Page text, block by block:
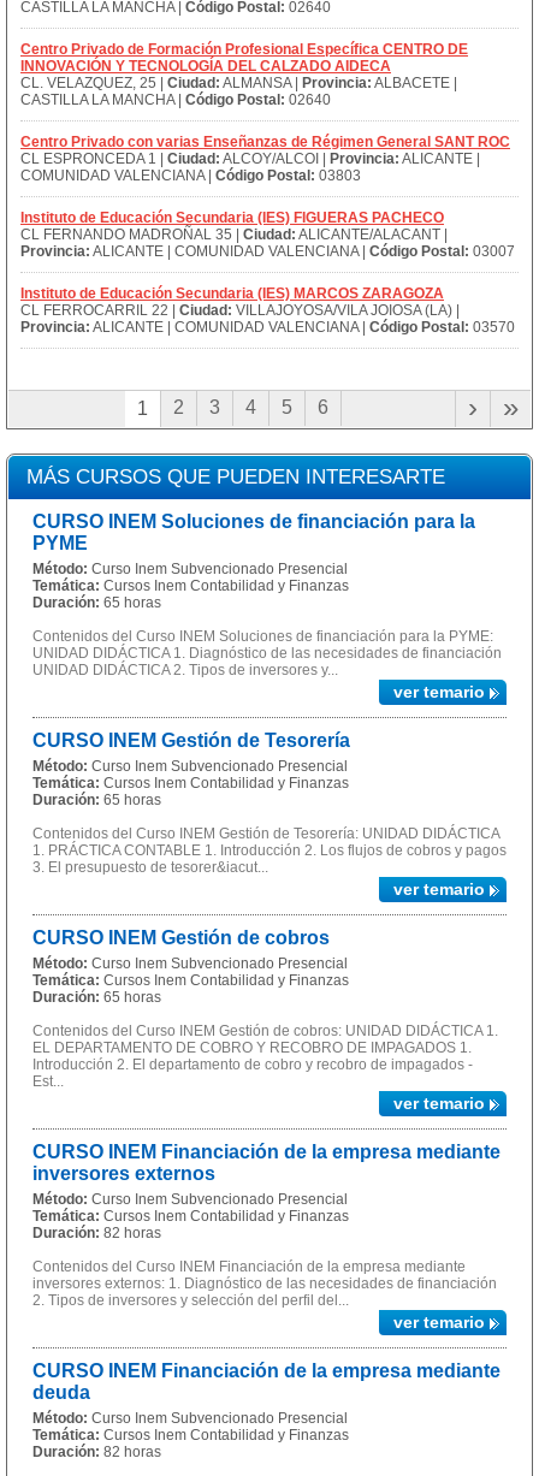
CASTILLA LA MANCHA | Código Postal: 02640
Centro Privado de Formación Profesional Específica CENTRO DE
INNOVACIÓN Y TECNOLOGÍA DEL CALZADO AIDECA
CL. VELAZQUEZ, 25 | Ciudad: ALMANSA | Provincia: ALBACETE |
CASTILLA LA MANCHA | Código Postal: 02640
Centro Privado con varias Enseñanzas de Régimen General SANT ROC
CL ESPRONCEDA 1 | Ciudad: ALCOY/ALCOI | Provincia: ALICANTE |
COMUNIDAD VALENCIANA | Código Postal: 03803
Instituto de Educación Secundaria (IES) FIGUERAS PACHECO
CL FERNANDO MADROÑAL 35 | Ciudad: ALICANTE/ALACANT |
Provincia: ALICANTE | COMUNIDAD VALENCIANA | Código Postal: 03007
Instituto de Educación Secundaria (IES) MARCOS ZARAGOZA
CL FERROCARRIL 22 | Ciudad: VILLAJOYOSA/VILA JOIOSA (LA) |
Provincia: ALICANTE | COMUNIDAD VALENCIANA | Código Postal: 03570
1 2 3 4 5 6 »
›
MÁS CURSOS QUE PUEDEN INTERESARTE
CURSO INEM Soluciones de financiación para la
PYME
Método: Curso Inem Subvencionado Presencial
Temática: Cursos Inem Contabilidad y Finanzas
Duración: 65 horas
Contenidos del Curso INEM Soluciones de financiación para la PYME:
UNIDAD DIDÁCTICA 1. Diagnóstico de las necesidades de financiación
UNIDAD DIDÁCTICA 2. Tipos de inversores y...
ver temario
CURSO INEM Gestión de Tesorería
Método: Curso Inem Subvencionado Presencial
Temática: Cursos Inem Contabilidad y Finanzas
Duración: 65 horas
Contenidos del Curso INEM Gestión de Tesorería: UNIDAD DIDÁCTICA
1. PRÁCTICA CONTABLE 1. Introducción 2. Los flujos de cobros y pagos
3. El presupuesto de tesorer&iacut...
ver temario
CURSO INEM Gestión de cobros
Método: Curso Inem Subvencionado Presencial
Temática: Cursos Inem Contabilidad y Finanzas
Duración: 65 horas
Contenidos del Curso INEM Gestión de cobros: UNIDAD DIDÁCTICA 1.
EL DEPARTAMENTO DE COBRO Y RECOBRO DE IMPAGADOS 1.
Introducción 2. El departamento de cobro y recobro de impagados -
Est...
ver temario
CURSO INEM Financiación de la empresa mediante
inversores externos
Método: Curso Inem Subvencionado Presencial
Temática: Cursos Inem Contabilidad y Finanzas
Duración: 82 horas
Contenidos del Curso INEM Financiación de la empresa mediante
inversores externos: 1. Diagnóstico de las necesidades de financiación
2. Tipos de inversores y selección del perfil del...
ver temario
CURSO INEM Financiación de la empresa mediante
deuda
Método: Curso Inem Subvencionado Presencial
Temática: Cursos Inem Contabilidad y Finanzas
Duración: 82 horas